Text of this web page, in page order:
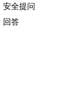
安全提问
回答